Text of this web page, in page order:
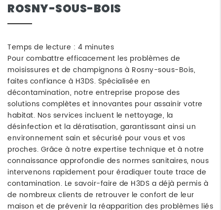
ROSNY-SOUS-BOIS
Temps de lecture : 4 minutes
Pour combattre efficacement les problèmes de
moisissures et de champignons à Rosny-sous-Bois,
faites confiance à H3DS. Spécialisée en
décontamination, notre entreprise propose des
solutions complètes et innovantes pour assainir votre
habitat. Nos services incluent le nettoyage, la
désinfection et la dératisation, garantissant ainsi un
environnement sain et sécurisé pour vous et vos
proches. Grâce à notre expertise technique et à notre
connaissance approfondie des normes sanitaires, nous
intervenons rapidement pour éradiquer toute trace de
contamination. Le savoir-faire de H3DS a déjà permis à
de nombreux clients de retrouver le confort de leur
maison et de prévenir la réapparition des problèmes liés